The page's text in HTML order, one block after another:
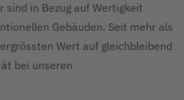
sind in Bezug auf Wertigkeit
Gebäuden. Seit mehr als
Wert auf gleichbleibend
bei unseren